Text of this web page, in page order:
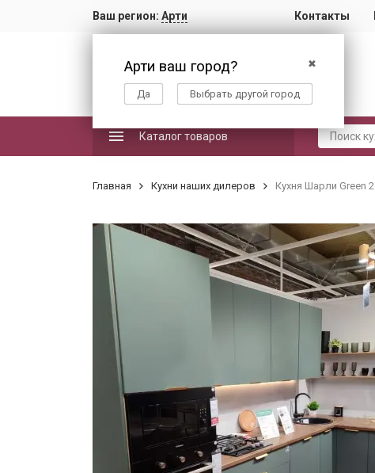
Ваш регион: Арти
✖
Арти ваш город?
Да Выбрать другой город
Контакты
Каталог товаров
Главная Кухни наших дилеров Кухня Шарли Green 2